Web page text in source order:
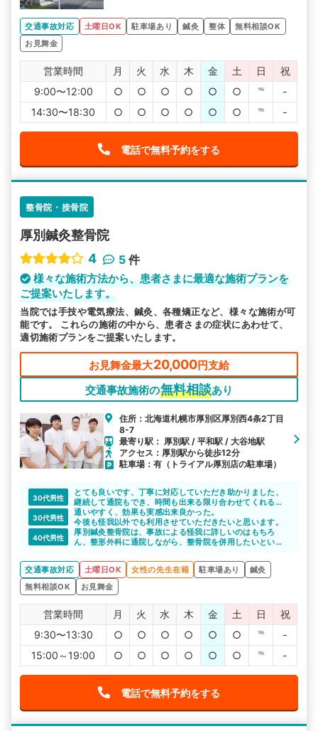
交通事故対応 土曜日OK 駐車場あり 鍼灸 整体
無料相談OK
お見舞金
営業時間 月 火 水 木 金 土 日
祝
9:00〜12:00
○ ○ ○ ○ ○ ○ ℡
-
14:30〜18:30
○ ○ ○ ○ ○ ○ ℡ -
電話で無料予約をする
整骨院・接骨院
厚別鍼灸整骨院
4
5 件
様々な施術方法から、患者さまに最適な施術プランを
ご提案いたします。
当院では手技や電気療法、鍼灸、各種矯正など、様々な施術が可
能です。 これらの施術の中から、患者さまの症状にあわせて、
適切施術プランをご提案いたします。
お見舞金最大20,000円支給
交通事故施術の無料相談あり
住所：北海道札幌市厚別区厚別西4条2丁目
8-7
最寄り駅： 厚別駅 / 平和駅 / 大谷地駅
アクセス：厚別駅から徒歩12分
駐車場：有（トライアル厚別店の駐車場）
30代男性
とても良いです、丁寧に対応していただき助かりました、
継続して通院もでき、時間も出来る限り合わせてくれるの
で助かってます。
30代男性
通いやすく、効果も実感出来良かった。
今後も怪我以外でも利用させていただきたいと思います。
40代男性
厚別鍼灸整骨院は、事故による怪我に詳しいのはもちろ
ん、整形外科に通院しながら、整骨院を併用したいという
迷っている方は相談しやすいと思います。
交通事故対応 土曜日OK 女性の先生在籍 駐車場あり
鍼灸
無料相談OK
お見舞金
営業時間 月 火 水 木 金 土 日
祝
9:30〜13:30
○ ○ ○ ○ ○ ○ ℡
-
15:00～19:00
○ ○ ○ ○ ○ ○ ℡ -
電話で無料予約をする